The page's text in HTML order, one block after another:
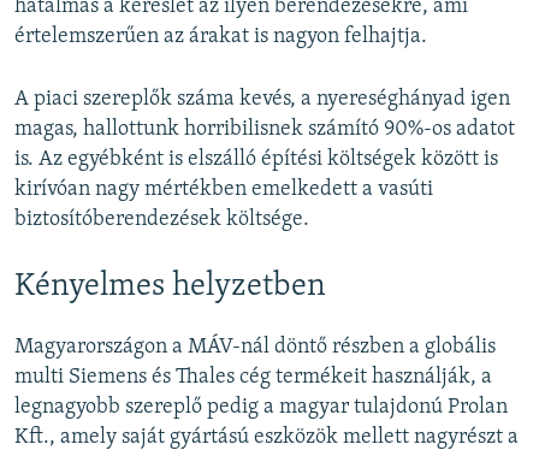
hatalmas a kereslet az ilyen berendezésekre, ami
értelemszerűen az árakat is nagyon felhajtja.
A piaci szereplők száma kevés, a nyereséghányad igen
magas, hallottunk horribilisnek számító 90%-os adatot
is. Az egyébként is elszálló építési költségek között is
kirívóan nagy mértékben emelkedett a vasúti
biztosítóberendezések költsége.
Kényelmes helyzetben
Magyarországon a MÁV-nál döntő részben a globális
multi Siemens és Thales cég termékeit használják, a
legnagyobb szereplő pedig a magyar tulajdonú Prolan
Kft., amely saját gyártású eszközök mellett nagyrészt a